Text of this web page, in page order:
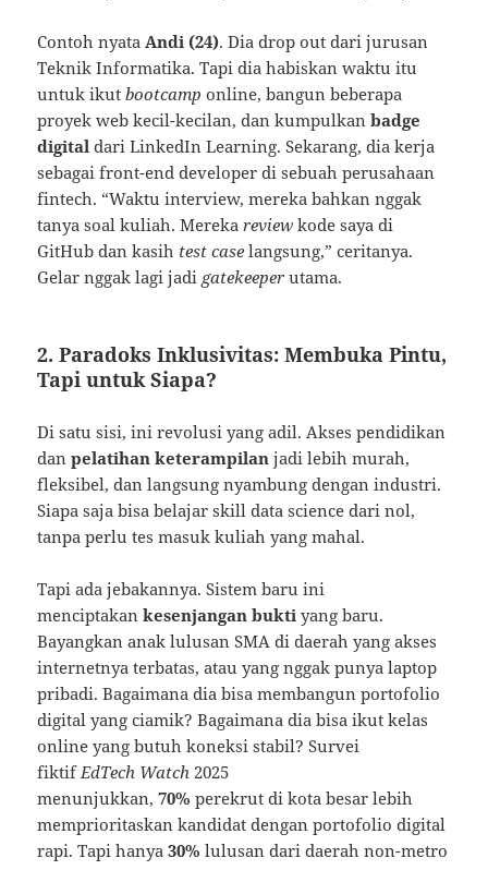
Contoh nyata Andi (24). Dia drop out dari jurusan
Teknik Informatika. Tapi dia habiskan waktu itu
untuk ikutbootcamp online, bangun beberapa
proyek web kecil-kecilan, dan kumpulkanbadge
digital dari LinkedIn Learning. Sekarang, dia kerja
sebagai front-end developer di sebuah perusahaan
fintech. “Waktu interview, mereka bahkan nggak
tanya soal kuliah. Merekareview kode saya di
GitHub dan kasih test case langsung,” ceritanya.
Gelar nggak lagi jadi gatekeeper utama.
2. Paradoks Inklusivitas: Membuka Pintu,
Tapi untuk Siapa?
Di satu sisi, ini revolusi yang adil. Akses pendidikan
danpelatihan keterampilan jadi lebih murah,
fleksibel, dan langsung nyambung dengan industri.
Siapa saja bisa belajar skill data science dari nol,
tanpa perlu tes masuk kuliah yang mahal.
Tapi ada jebakannya. Sistem baru ini
menciptakankesenjangan bukti yang baru.
Bayangkan anak lulusan SMA di daerah yang akses
internetnya terbatas, atau yang nggak punya laptop
pribadi. Bagaimana dia bisa membangun portofolio
digital yang ciamik? Bagaimana dia bisa ikut kelas
online yang butuh koneksi stabil? Survei
fiktif EdTech Watch 2025
menunjukkan,70% perekrut di kota besar lebih
memprioritaskan kandidat dengan portofolio digital
rapi. Tapi hanya30% lulusan dari daerah non-metro